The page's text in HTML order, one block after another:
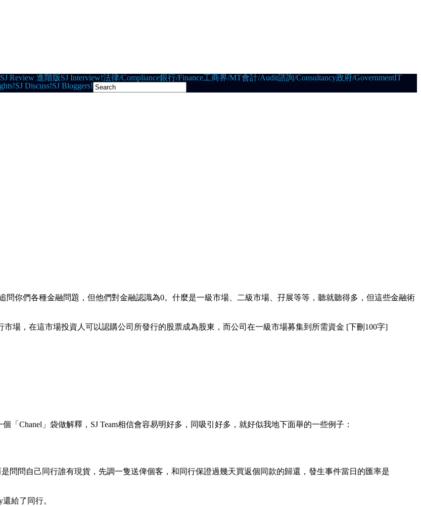
SJ Review 進階版SJ Interview!法律/Compliance銀行/Finance工商界/MT會計/Audit諮詢/Consultancy政府/GovernmentIT
SJ Discuss!SJ Bloggers!
你們各種金融問題，但他們對金融認識為0。什麼是一級市場、二級市場、孖展等等，聽就聽得多，但這些金融術
場，在這市場投資人可以認購公司所發行的股票成為股東，而公司在一級市場募集到所需資金 [下刪100字]
Chanel」袋做解釋，SJ Team相信會容易明好多，同吸引好多，就好似我地下面舉的一些例子：
問問自己同行誰有現貨，先調一隻送俾個客，和同行保證過幾天買返個同款的歸還，發生事件當日的匯率是
給了同行。